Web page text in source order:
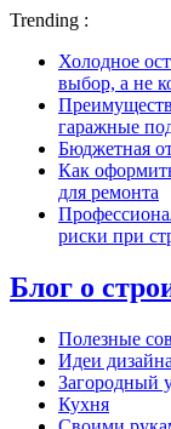
Trending :
Холодное
выбор, а не
гаражные
Бюджетная
Как
для ремонта
риски при
Блог о
Полезные
Идеи дизайна
Загородный
Кухня